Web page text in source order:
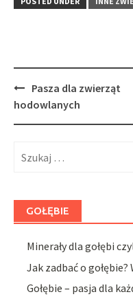
Post
navigation
Pasza dla zwierząt
hodowlanych
GOŁĘBIE
Minerały dla gołębi
Jak zadbać o
Gołębie – pasja dla